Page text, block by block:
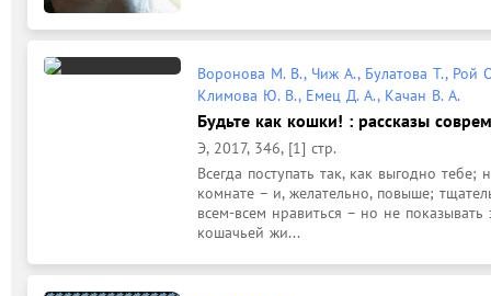
Воронова М. В., Чиж А., Булатова Т., Рой
Климова Ю. В., Емец Д. А., Качан В. А.
Будьте как кошки! : рассказы
Э, 2017, 346, [1] стр.
Всегда поступать так, как выгодно
комнате – и, желательно, повыше;
всем-всем нравиться – но не
кошачьей жи...